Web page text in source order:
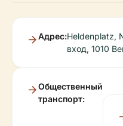
Адрес:Heldenplatz,
вход, 1010
Общественный
транспорт: